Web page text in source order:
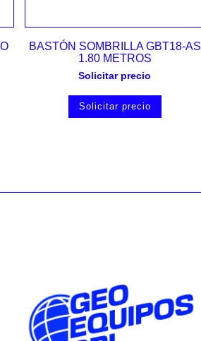
Vista rápida
BASTÓN SOMBRILLA GBT18-AS
1.80 METROS
Solicitar precio
Solicitar precio